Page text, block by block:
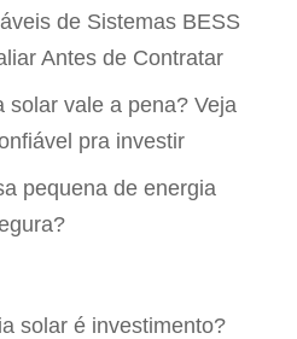
de Sistemas BESS
Antes de Contratar
solar vale a pena? Veja
pra investir
pequena de energia
solar é investimento?